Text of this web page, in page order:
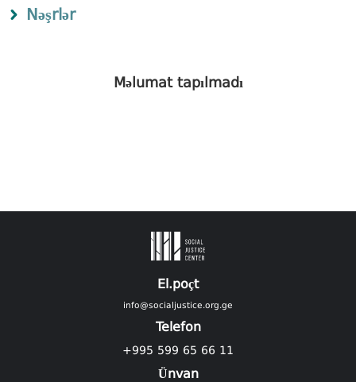
Nəşrlər
Məlumat tapılmadı
El.poçt
info@socialjustice.org.ge
Telefon
+995 599 65 66 11
Ünvan